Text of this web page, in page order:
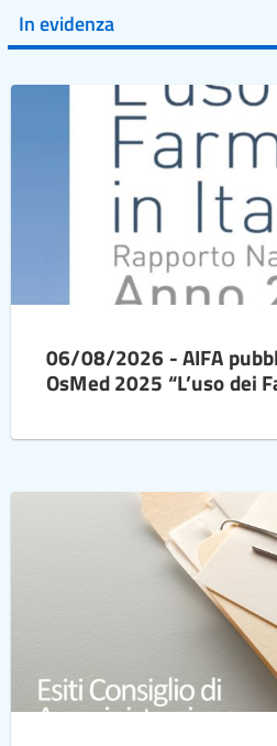
In evidenza
06/08/2026 - AIFA
OsMed 2025 “L’uso dei